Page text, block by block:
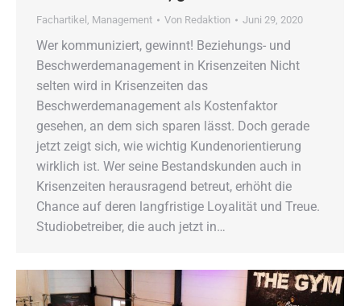
Fachartikel , Management Von Redaktion Juni 29, 2020
Wer kommuniziert, gewinnt! Beziehungs- und
Beschwerdemanagement in Krisenzeiten Nicht
selten wird in Krisenzeiten das
Beschwerdemanagement als Kostenfaktor
gesehen, an dem sich sparen lässt. Doch gerade
jetzt zeigt sich, wie wichtig Kundenorientierung
wirklich ist. Wer seine Bestandskunden auch in
Krisenzeiten herausragend betreut, erhöht die
Chance auf deren langfristige Loyalität und Treue.
Studiobetreiber, die auch jetzt in…